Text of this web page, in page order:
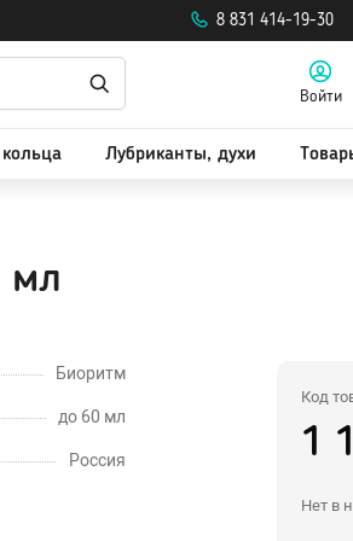
и клитора
Для
Сужающие
8 831 414-19-30
Войти
Лубриканты, духи
мл
Биоритм
до 60 мл
Россия
Код
1
Нет в